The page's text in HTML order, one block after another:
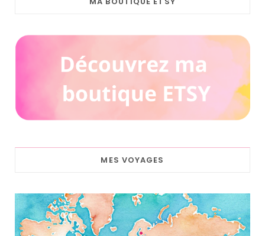
MES VOYAGES